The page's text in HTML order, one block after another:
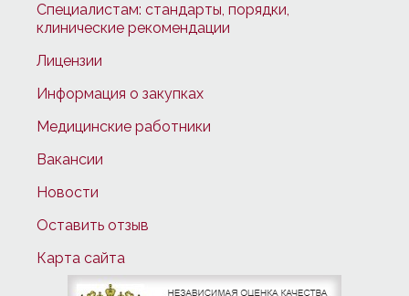
Специалистам: стандарты, порядки,
клинические рекомендации
Лицензии
Информация о закупках
Медицинские работники
Вакансии
Новости
Оставить отзыв
Карта сайта